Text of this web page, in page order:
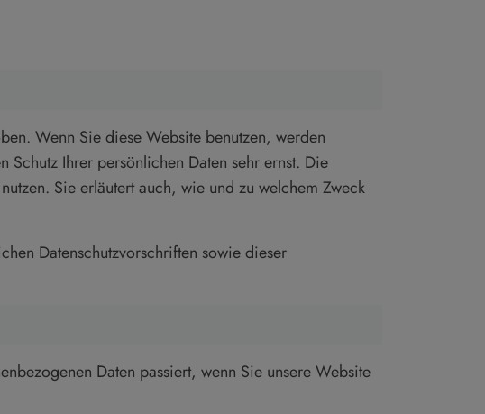
Wenn Sie diese Website benutzen, werden
Ihrer persönlichen Daten sehr ernst. Die
Sie erläutert auch, wie und zu welchem Zweck
Datenschutzvorschriften sowie dieser
Daten passiert, wenn Sie unsere Website